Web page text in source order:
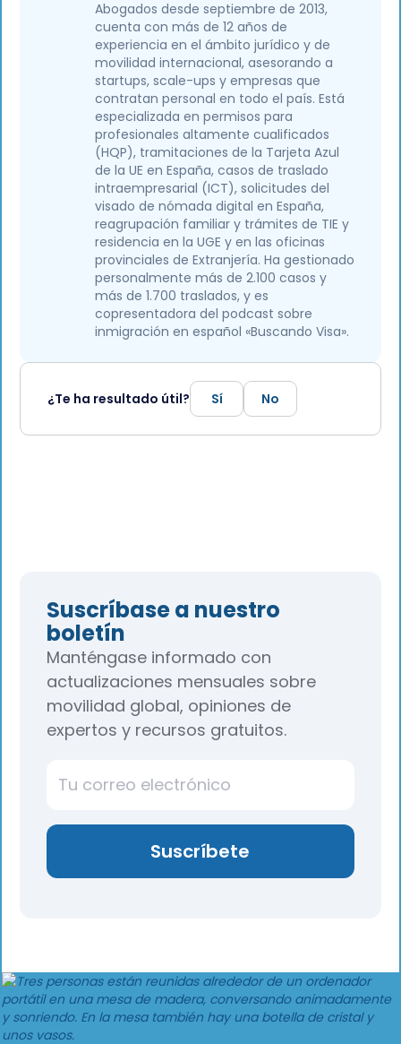
Abogados desde septiembre de 2013,
cuenta con más de 12 años de
experiencia en el ámbito jurídico y de
movilidad internacional, asesorando a
startups, scale-ups y empresas que
contratan personal en todo el país. Está
especializada en permisos para
profesionales altamente cualificados
(HQP), tramitaciones de la Tarjeta Azul
de la UE en España, casos de traslado
intraempresarial (ICT), solicitudes del
visado de nómada digital en España,
reagrupación familiar y trámites de TIE y
residencia en la UGE y en las oficinas
provinciales de Extranjería. Ha gestionado
personalmente más de 2.100 casos y
más de 1.700 traslados, y es
copresentadora del podcast sobre
inmigración en español «Buscando Visa».
¿Te ha resultado útil? Sí No
Suscríbase a nuestro
boletín
Manténgase informado con
actualizaciones mensuales sobre
movilidad global, opiniones de
expertos y recursos gratuitos.